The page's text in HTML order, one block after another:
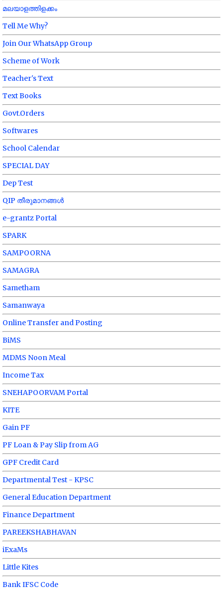
മലയാളത്തിളക്കം
Tell Me Why?
Join Our WhatsApp Group
Scheme of Work
Teacher's Text
Text Books
Govt.Orders
Softwares
School Calendar
SPECIAL DAY
Dep Test
QIP തീരുമാനങ്ങൾ
e-grantz Portal
SPARK
SAMPOORNA
SAMAGRA
Sametham
Samanwaya
Online Transfer and Posting
BiMS
MDMS Noon Meal
Income Tax
SNEHAPOORVAM Portal
KITE
Gain PF
PF Loan & Pay Slip from AG
GPF Credit Card
Departmental Test - KPSC
General Education Department
Finance Department
PAREEKSHABHAVAN
iExaMs
Little Kites
Bank IFSC Code